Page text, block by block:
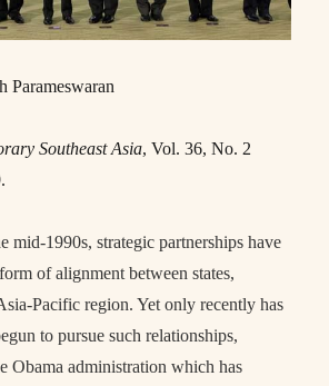
Parameswaran
Southeast Asia, Vol. 36, No. 2
mid-1990s, strategic partnerships have
of alignment between states,
Pacific region. Yet only recently has
to pursue such relationships,
Obama administration which has